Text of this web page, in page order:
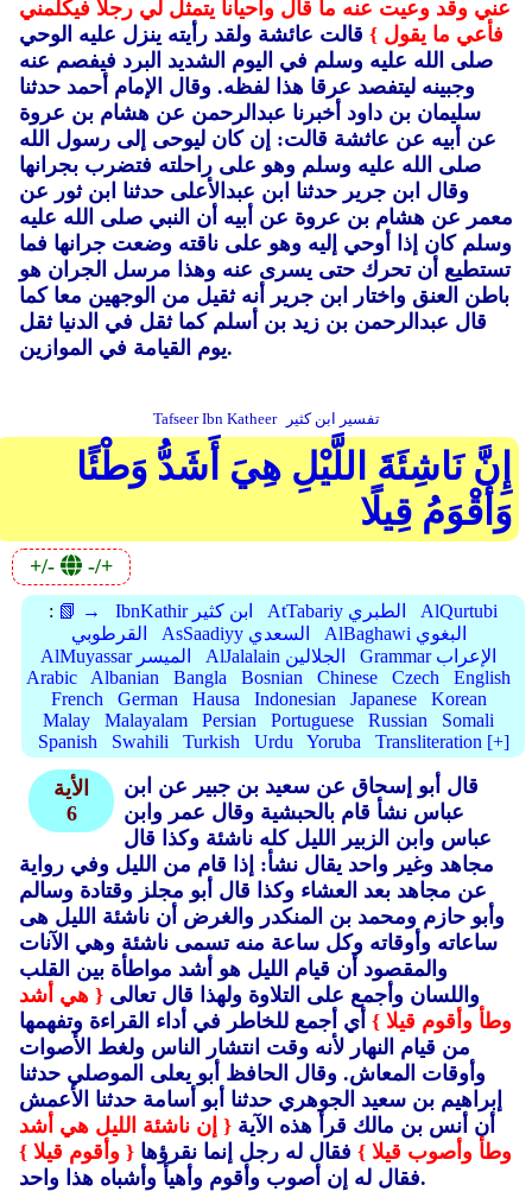
عني وقد وعيت عنه ما قال وأحيانا يتمثل لي رجلا فيكلمني
فأعي ما يقول } قالت عائشة ولقد رأيته ينزل عليه الوحي
صلى الله عليه وسلم في اليوم الشديد البرد فيفصم عنه
وجبينه ليتفصد عرقا هذا لفظه. وقال الإمام أحمد حدثنا
سليمان بن داود أخبرنا عبدالرحمن عن هشام بن عروة
عن أبيه عن عاثشة قالت: إن كان ليوحى إلى رسول الله
صلى الله عليه وسلم وهو على راحلته فتضرب بجرانها
وقال ابن جرير حدثنا ابن عبدالأعلى حدثنا ابن ثور عن
معمر عن هشام بن عروة عن أبيه أن النبي صلى الله عليه
وسلم كان إذا أوحي إليه وهو على ناقته وضعت جرانها فما
تستطيع أن تحرك حتى يسرى عنه وهذا مرسل الجران هو
باطن العنق واختار ابن جرير أنه ثقيل من الوجهين معا كما
قال عبدالرحمن بن زيد بن أسلم كما ثقل في الدنيا ثقل
يوم القيامة في الموازين.
Tafseer Ibn Katheer تفسير ابن كثير
إِنَّ نَاشِئَةَ اللَّيْلِ هِيَ أَشَدُّ وَطْئًا
وَأَقْوَمُ قِيلًا
+/- -/+
: 📗 → IbnKathir ابن كثير AtTabariy الطبري
AlQurtubi
القرطوبي
AsSaadiyy السعدي
AlBaghawi البغوي
AlMuyassar الميسر
AlJalalain الجلالين
Grammar الإعراب
Arabic
Albanian Bangla Bosnian Chinese Czech
English
French
German Hausa Indonesian Japanese
Korean
Malay
Malayalam Persian Portuguese Russian
Somali
Spanish
Swahili Turkish Urdu Yoruba Transliteration [+]
الأية
6
قال أبو إسحاق عن سعيد بن جبير عن ابن
عباس نشأ قام بالحبشية وقال عمر وابن
عباس وابن الزبير الليل كله ناشئة وكذا قال
مجاهد وغير واحد يقال نشأ: إذا قام من الليل وفي رواية
عن مجاهد بعد العشاء وكذا قال أبو مجلز وقتادة وسالم
وأبو حازم ومحمد بن المنكدر والغرض أن ناشئة الليل هى
ساعاته وأوقاته وكل ساعة منه تسمى ناشئة وهي الآنات
والمقصود أن قيام الليل هو أشد مواطأة بين القلب
واللسان وأجمع على التلاوة ولهذا قال تعالى { هي أشد
وطأ وأقوم قيلا } أي أجمع للخاطر في أداء القراءة وتفهمها
من قيام النهار لأنه وقت انتشار الناس ولغط الأصوات
وأوقات المعاش. وقال الحافظ أبو يعلى الموصلي حدثنا
إبراهيم بن سعيد الجوهري حدثنا أبو أسامة حدثنا الأعمش
أن أنس بن مالك قرأ هذه الآية { إن ناشئة الليل هي أشد
وطأ وأصوب قيلا } فقال له رجل إنما نقرؤها { وأقوم قيلا }
فقال له إن أصوب وأقوم وأهيأ وأشباه هذا واحد.